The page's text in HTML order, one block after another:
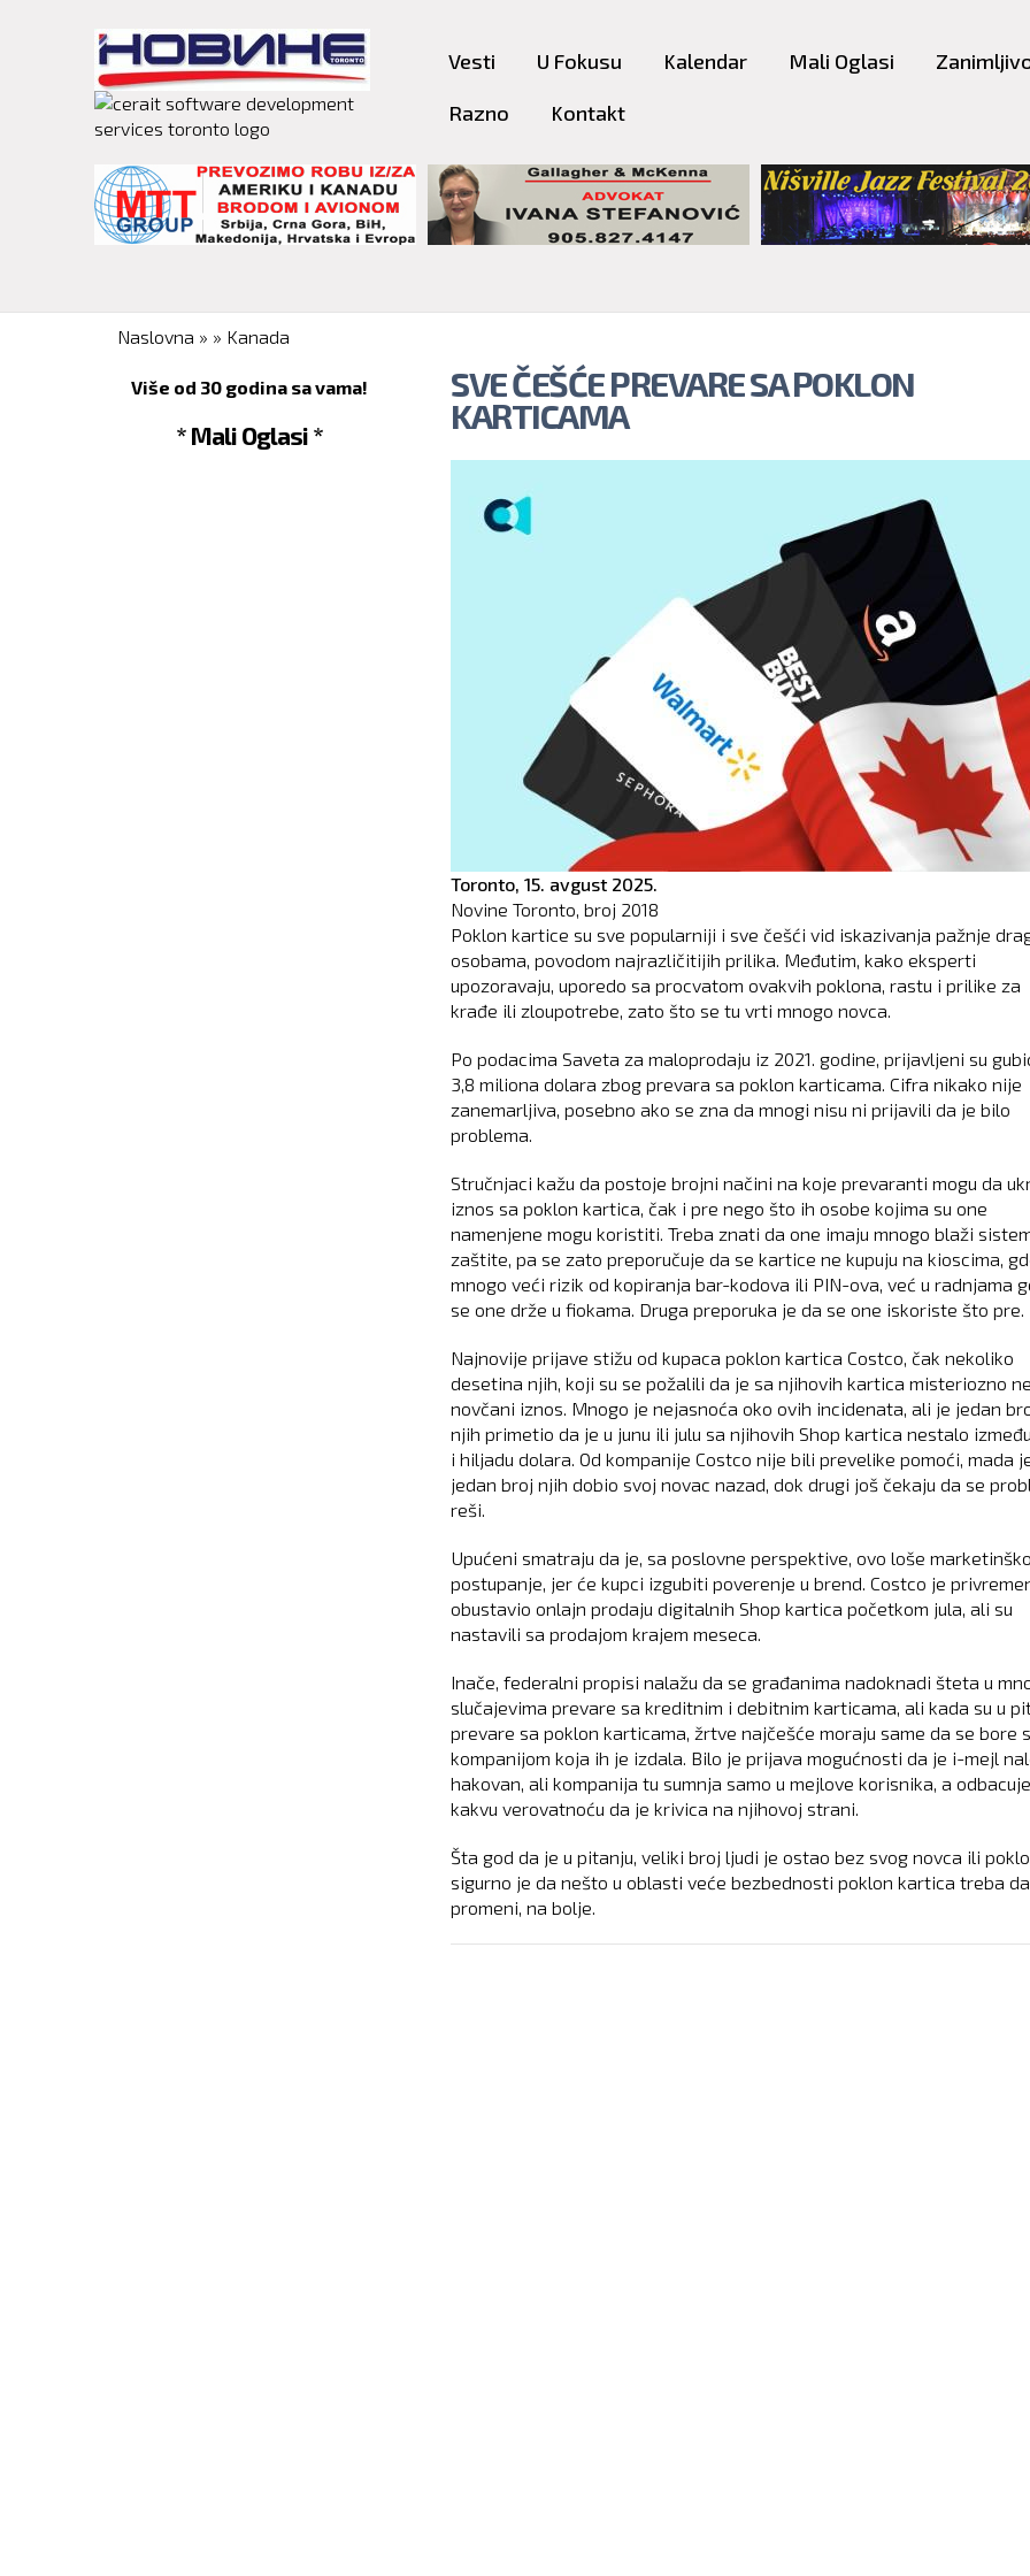
content
Vesti U Fokusu Kalendar Mali Oglasi
Razno Kontakt
You are here
Naslovna » » Kanada
Više od 30 godina sa vama!
* Mali Oglasi *
SVE ČEŠĆE PREVARE SA POKLON
KARTICAMA
Toronto, 15. avgust 2025.
Novine Toronto, broj 2018
Poklon kartice su sve popularniji i sve češći vid iskazivanja pažnje
osobama, povodom najrazličitijih prilika. Međutim, kako eksperti
upozoravaju, uporedo sa procvatom ovakvih poklona, rastu i prilike za
krađe ili zloupotrebe, zato što se tu vrti mnogo novca.
Po podacima Saveta za maloprodaju iz 2021. godine, prijavljeni su
3,8 miliona dolara zbog prevara sa poklon karticama. Cifra nikako nije
zanemarljiva, posebno ako se zna da mnogi nisu ni prijavili da je bilo
problema.
Stručnjaci kažu da postoje brojni načini na koje prevaranti mogu da
iznos sa poklon kartica, čak i pre nego što ih osobe kojima su one
namenjene mogu koristiti. Treba znati da one imaju mnogo blaži
zaštite, pa se zato preporučuje da se kartice ne kupuju na kioscima,
mnogo veći rizik od kopiranja bar-kodova ili PIN-ova, već u radnjama
se one drže u fiokama. Druga preporuka je da se one iskoriste što pre.
Najnovije prijave stižu od kupaca poklon kartica Costco, čak nekoliko
desetina njih, koji su se požalili da je sa njihovih kartica misteriozno
novčani iznos. Mnogo je nejasnoća oko ovih incidenata, ali je jedan
njih primetio da je u junu ili julu sa njihovih Shop kartica nestalo
i hiljadu dolara. Od kompanije Costco nije bili prevelike pomoći, mada
jedan broj njih dobio svoj novac nazad, dok drugi još čekaju da se
reši.
Upućeni smatraju da je, sa poslovne perspektive, ovo loše
postupanje, jer će kupci izgubiti poverenje u brend. Costco je
obustavio onlajn prodaju digitalnih Shop kartica početkom jula, ali su
nastavili sa prodajom krajem meseca.
Inače, federalni propisi nalažu da se građanima nadoknadi šteta u
slučajevima prevare sa kreditnim i debitnim karticama, ali kada su u
prevare sa poklon karticama, žrtve najčešće moraju same da se bore
kompanijom koja ih je izdala. Bilo je prijava mogućnosti da je i-mejl
hakovan, ali kompanija tu sumnja samo u mejlove korisnika, a
kakvu verovatnoću da je krivica na njihovoj strani.
Šta god da je u pitanju, veliki broj ljudi je ostao bez svog novca ili
sigurno je da nešto u oblasti veće bezbednosti poklon kartica treba
promeni, na bolje.